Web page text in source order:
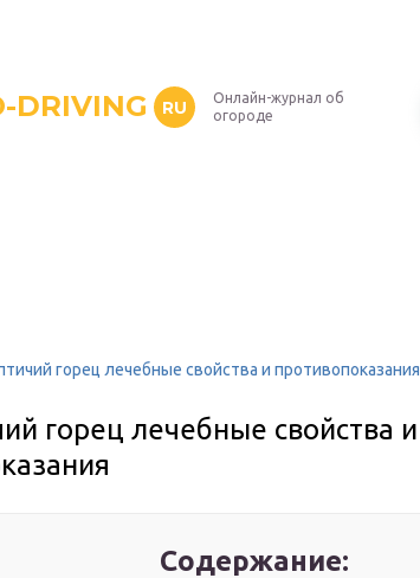
DRIVING RU
Онлайн-журнал об
огороде
горец лечебные свойства и противопоказания
горец лечебные свойства и
Содержание: